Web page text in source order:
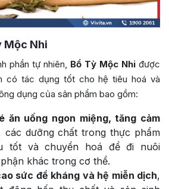
Mộc Nhi
phần tự nhiên, Bổ Tỳ Mộc Nhi được
có tác dụng tốt cho hệ tiêu hoá và
dụng của sản phẩm bao gồm:
ăn uống ngon miệng, tăng cảm
các dưỡng chất trong thực phẩm
tốt và chuyển hoá để đi nuôi
khác trong cơ thể.
sức đề kháng và hệ miễn dịch,